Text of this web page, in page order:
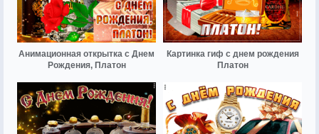
Анимационная открытка с Днем
Рождения, Платон
Картинка гиф с днем рождения
Платон